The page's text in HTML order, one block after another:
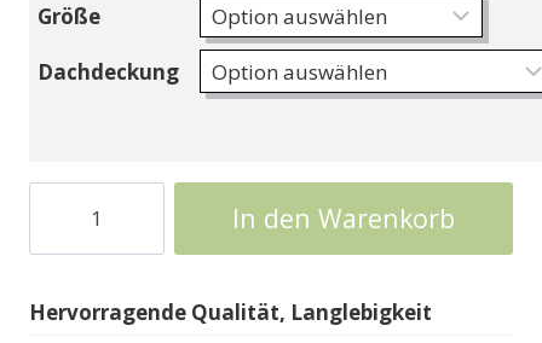
Größe
Dachdeckung
Garage
Duo
Carport
In den Warenkorb
Hervorragende Qualität, Langlebigkeit